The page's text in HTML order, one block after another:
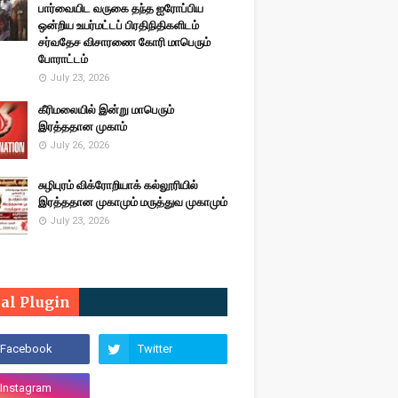
பார்வையிட வருகை தந்த ஐரோப்பிய
ஒன்றிய உயர்மட்டப் பிரதிநிதிகளிடம்
சர்வதேச விசாரணை கோரி மாபெரும்
போராட்டம்
July 23, 2026
கீரிமலையில் இன்று மாபெரும்
இரத்ததான முகாம்
July 26, 2026
சுழிபுரம் விக்ரோறியாக் கல்லூரியில்
இரத்ததான முகாமும் மருத்துவ முகாமும்
July 23, 2026
Plugin